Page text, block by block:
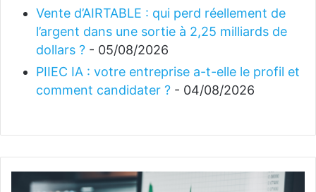
Vente d’AIRTABLE : qui perd réellement de
l’argent dans une sortie à 2,25 milliards de
dollars ? - 05/08/2026
PIIEC IA : votre entreprise a-t-elle le profil et
comment candidater ? - 04/08/2026